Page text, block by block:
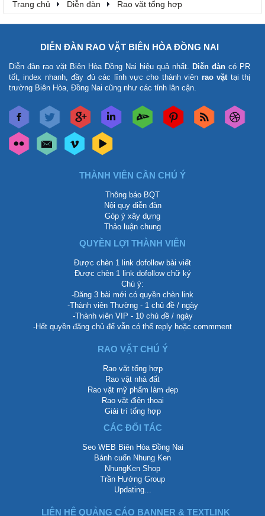
Trang chủ Diễn đàn Rao vặt tổng hợp
DIỄN ĐÀN RAO VẶT BIÊN HÒA ĐỒNG NAI
Diễn đàn rao vặt Biên Hòa Đồng Nai hiệu quả nhất. Diễn đàn có PR
tốt, index nhanh, đầy đủ các lĩnh vực cho thành viên rao vặttại thị
trường Biên Hòa, Đồng Nai cũng như các tỉnh lân cận.
THÀNH VIÊN CẦN CHÚ Ý
Thông báo BQT
Nội quy diễn đàn
Góp ý xây dựng
Thảo luận chung
QUYỀN LỢI THÀNH VIÊN
Được chèn 1 link dofollow bài viết
Được chèn 1 link dofollow chữ ký
Chú ý:
-Đăng 3 bài mới có quyền chèn link
-Thành viên Thường - 1 chủ đề / ngày
-Thành viên VIP - 10 chủ đề / ngày
-Hết quyền đăng chủ để vẫn có thể reply hoặc commment
RAO VẶT CHÚ Ý
Rao vặt tổng hợp
Rao vặt nhà đất
Rao vặt mỹ phẩm làm đẹp
Rao vặt điện thoại
Giải trí tổng hợp
CÁC ĐỐI TÁC
Seo WEB Biên Hòa Đồng Nai
Bánh cuốn Nhung Ken
NhungKen Shop
Trần Hướng Group
Updating...
LIÊN HỆ QUẢNG CÁO BANNER & TEXTLINK